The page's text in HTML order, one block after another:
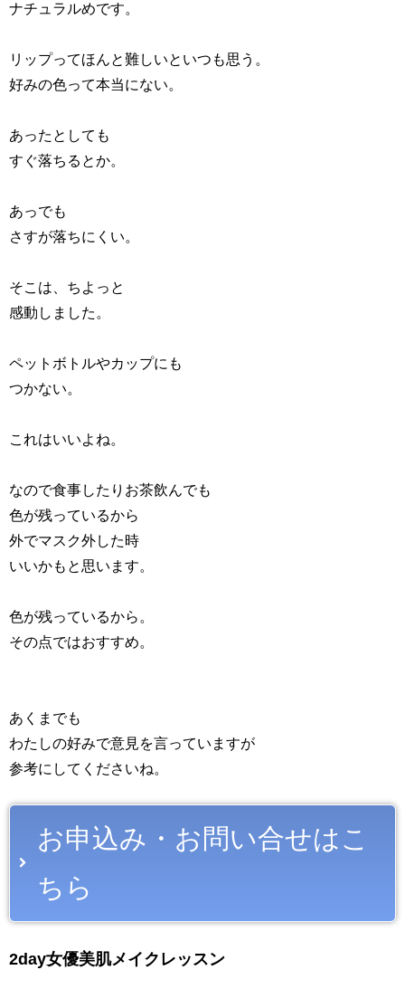
ナチュラルめです。
リップってほんと難しいといつも思う。
好みの色って本当にない。
あったとしても
すぐ落ちるとか。
あっでも
さすが落ちにくい。
そこは、ちよっと
感動しました。
ペットボトルやカップにも
つかない。
これはいいよね。
なので食事したりお茶飲んでも
色が残っているから
外でマスク外した時
いいかもと思います。
色が残っているから。
その点ではおすすめ。
あくまでも
わたしの好みで意見を言っていますが
参考にしてくださいね。
お申込み・お問い合せはこ
ちら
2day女優美肌メイクレッスン